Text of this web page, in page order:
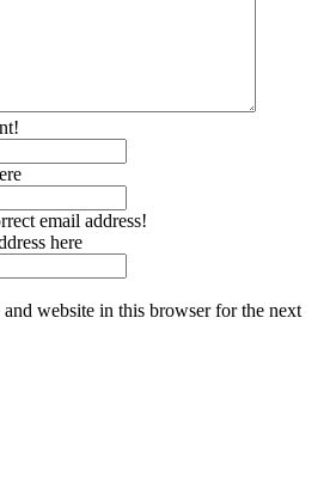
email address!
here
and website in this browser for the next